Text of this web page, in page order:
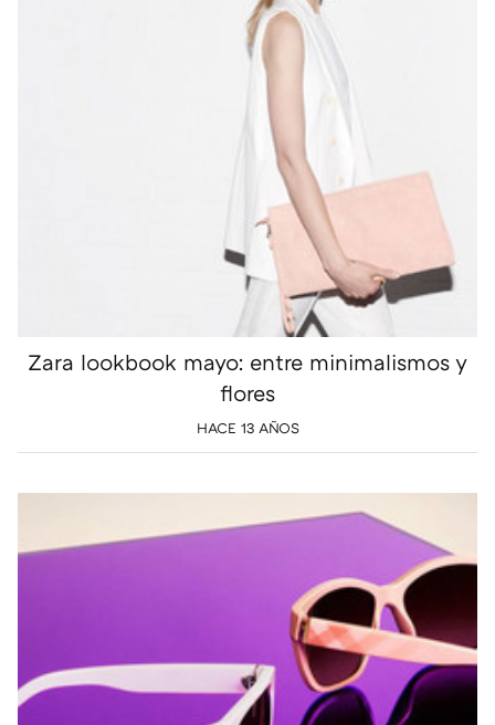
Zara lookbook mayo: entre minimalismos y
flores
HACE 13 AÑOS